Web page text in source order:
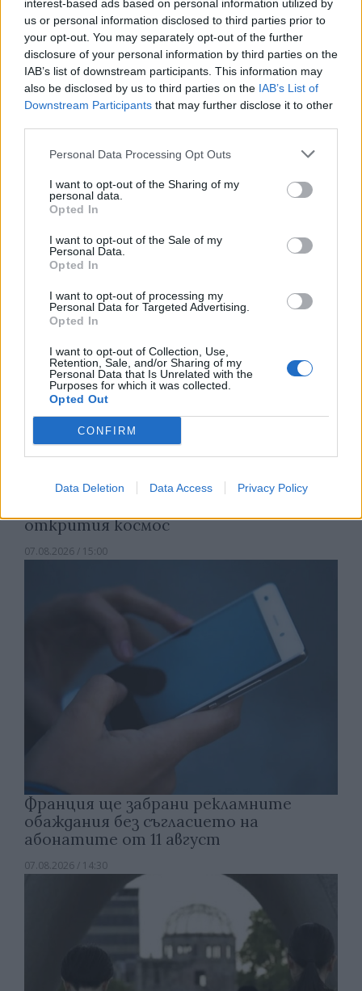
interest-based ads based on personal information utilized by
us or personal information disclosed to third parties prior to
your opt-out. You may separately opt-out of the further
disclosure of your personal information by third parties on the
IAB’s list of downstream participants. This information may
also be disclosed by us to third parties on the IAB’s List of
Downstream Participants that may further disclose it to other
Personal Data Processing Opt Outs
I want to opt-out of the Sharing of my
personal data.
Opted In
I want to opt-out of the Sale of my
Personal Data.
Opted In
I want to opt-out of processing my
Personal Data for Targeted Advertising.
Opted In
I want to opt-out of Collection, Use,
Retention, Sale, and/or Sharing of my
Personal Data that Is Unrelated with the
Purposes for which it was collected.
Opted Out
CONFIRM
Data Deletion Data Access Privacy Policy
Изкуствен интелект за първи път
07.08.2026 / 15:30
открития космос
07.08.2026 / 15:00
Франция ще забрани рекламните
обаждания без съгласието на
абонатите от 11 август
07.08.2026 / 14:30